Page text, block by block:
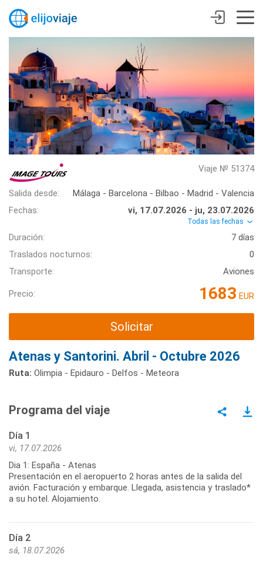
Viaje № 51374
Salida desde:
Málaga - Barcelona - Bilbao - Madrid - Valencia
Fechas:
vi, 17.07.2026 - ju, 23.07.2026
Todas las fechas
Duración:
7 días
Traslados nocturnos:
0
Transporte:
Aviones
Precio: 1683 EUR
Solicitar
Atenas y Santorini. Abril - Octubre 2026
Ruta: Olimpia - Epidauro - Delfos - Meteora
Programa del viaje
Día 1
vi, 17.07.2026
Dia 1: España - Atenas
Presentación en el aeropuerto 2 horas antes de la salida del
avión. Facturación y embarque. Llegada, asistencia y traslado*
a su hotel. Alojamiento.
Día 2
sá, 18.07.2026